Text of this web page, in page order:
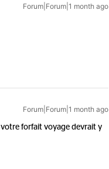
Forum|Forum|1 month ago
Forum|Forum|1 month ago
forfait voyage devrait y